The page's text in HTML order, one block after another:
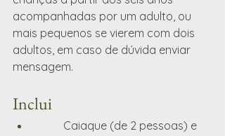
acompanhadas por um adulto, ou
mais pequenos se vierem com dois
adultos, em caso de dúvida enviar
mensagem.
Inclui
Caiaque (de 2 pessoas) e